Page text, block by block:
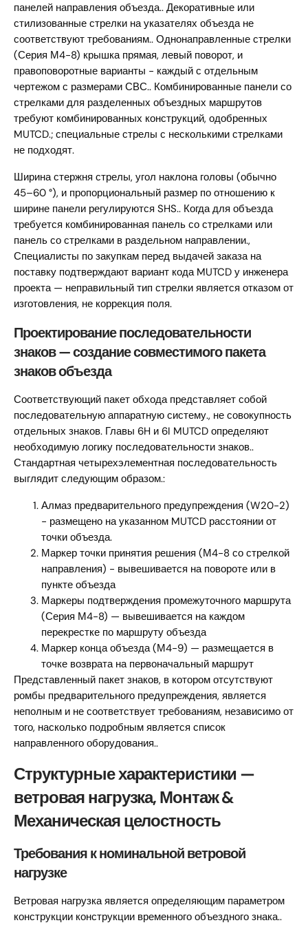
панелей направления объезда.. Декоративные или
стилизованные стрелки на указателях объезда не
соответствуют требованиям.. Однонаправленные стрелки
(Серия М4-8) крышка прямая, левый поворот, и
правоповоротные варианты - каждый с отдельным
чертежом с размерами СВС.. Комбинированные панели со
стрелками для разделенных объездных маршрутов
требуют комбинированных конструкций, одобренных
MUTCD.; специальные стрелы с несколькими стрелками
не подходят.
Ширина стержня стрелы, угол наклона головы (обычно
45–60 °), и пропорциональный размер по отношению к
ширине панели регулируются SHS.. Когда для объезда
требуется комбинированная панель со стрелками или
панель со стрелками в раздельном направлении.,
Специалисты по закупкам перед выдачей заказа на
поставку подтверждают вариант кода MUTCD у инженера
проекта — неправильный тип стрелки является отказом от
изготовления, не коррекция поля.
Проектирование последовательности
знаков — создание совместимого пакета
знаков объезда
Соответствующий пакет обхода представляет собой
последовательную аппаратную систему., не совокупность
отдельных знаков. Главы 6H и 6I MUTCD определяют
необходимую логику последовательности знаков..
Стандартная четырехэлементная последовательность
выглядит следующим образом.:
Алмаз предварительного предупреждения (W20-2)
- размещено на указанном MUTCD расстоянии от
точки объезда.
Маркер точки принятия решения (М4-8 со стрелкой
направления) - вывешивается на повороте или в
пункте объезда
Маркеры подтверждения промежуточного маршрута
(Серия М4-8) — вывешивается на каждом
перекрестке по маршруту объезда
Маркер конца объезда (М4-9) — размещается в
точке возврата на первоначальный маршрут
Представленный пакет знаков, в котором отсутствуют
ромбы предварительного предупреждения, является
неполным и не соответствует требованиям, независимо от
того, насколько подробным является список
направленного оборудования..
Структурные характеристики —
ветровая нагрузка, Монтаж &
Механическая целостность
Требования к номинальной ветровой
нагрузке
Ветровая нагрузка является определяющим параметром
конструкции конструкции временного объездного знака..